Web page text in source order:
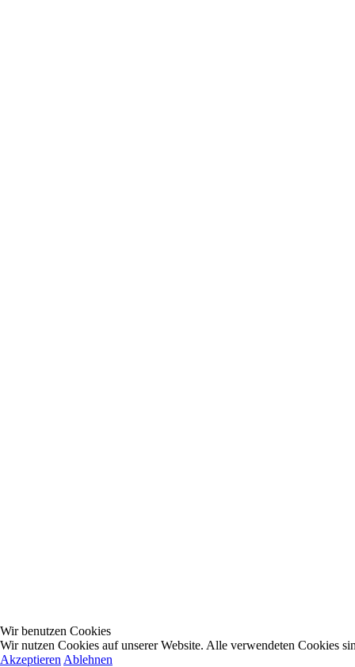
Wir benutzen Cookies
Wir nutzen Cookies auf unserer Website. Alle verwendeten Cookies
Akzeptieren Ablehnen